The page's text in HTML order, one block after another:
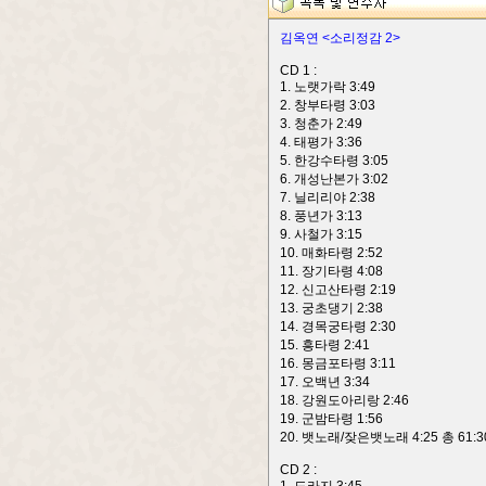
김옥연 <소리정감 2>
CD 1 :
1. 노랫가락 3:49
2. 창부타령 3:03
3. 청춘가 2:49
4. 태평가 3:36
5. 한강수타령 3:05
6. 개성난본가 3:02
7. 닐리리야 2:38
8. 풍년가 3:13
9. 사철가 3:15
10. 매화타령 2:52
11. 장기타령 4:08
12. 신고산타령 2:19
13. 궁초댕기 2:38
14. 경목궁타령 2:30
15. 흥타령 2:41
16. 몽금포타령 3:11
17. 오백년 3:34
18. 강원도아리랑 2:46
19. 군밤타령 1:56
20. 뱃노래/잦은뱃노래 4:25 총
CD 2 :